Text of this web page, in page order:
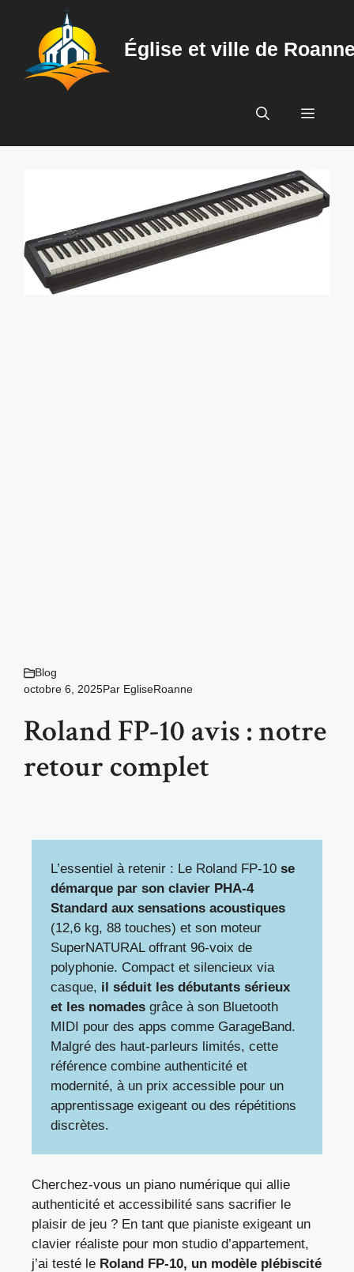
contenu
Église et ville de
Menu
Blog
octobre 6, 2025Par EgliseRoanne
Roland FP-10 avis : notre
retour complet
L’essentiel à retenir : Le Roland FP-10 se
démarque par son clavier PHA-4
Standard aux sensations acoustiques
(12,6 kg, 88 touches) et son moteur
SuperNATURAL offrant 96-voix de
polyphonie. Compact et silencieux via
casque, il séduit les débutants sérieux
et les nomades grâce à son Bluetooth
MIDI pour des apps comme GarageBand.
Malgré des haut-parleurs limités, cette
référence combine authenticité et
modernité, à un prix accessible pour un
apprentissage exigeant ou des répétitions
discrètes.
Cherchez-vous un piano numérique qui allie
authenticité et accessibilité sans sacrifier le
plaisir de jeu ? En tant que pianiste exigeant un
clavier réaliste pour mon studio d’appartement,
j’ai testé le Roland FP-10, un modèle plébiscité